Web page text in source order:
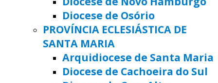
Diocese de Osório
PROVÍNCIA ECLESIÁSTICA DE
SANTA MARIA
Arquidiocese de Santa Maria
Diocese de Cachoeira do Sul